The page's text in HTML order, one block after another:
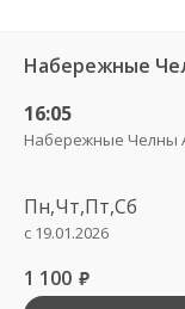
Набережные
16:05
Набережные Челны
Пн,Чт,Пт,Сб
с 19.01.2026
1 100 руб.